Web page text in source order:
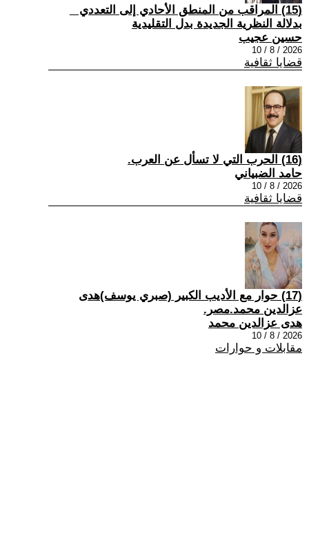
(15) المراقب من المنطق الأحادي إلى التعددي _
بدلالة النظرية الجديدة بدل التقليدية
حسين عجيب
2026 / 8 / 10
قضايا ثقافية
(16) الحرب التي لا تسأل عن العرب.
حامد الضبياني
2026 / 8 / 10
قضايا ثقافية
(17) حوار مع الأديب الكبير (صبري يوسف)هدى
عزالدين محمد.مصر.
هدى عزالدين محمد
2026 / 8 / 10
مقابلات و حوارات